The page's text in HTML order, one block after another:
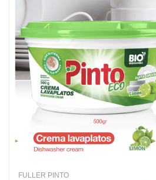
FULLER PINTO